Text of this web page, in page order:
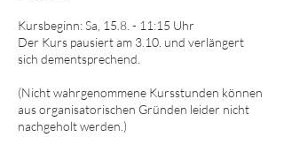
Kursbeginn: Sa, 15.8. - 11:15 Uhr
Der Kurs pausiert am 3.10. und verlängert
sich dementsprechend.
(Nicht wahrgenommene Kursstunden können
aus organisatorischen Gründen leider nicht
nachgeholt werden.)